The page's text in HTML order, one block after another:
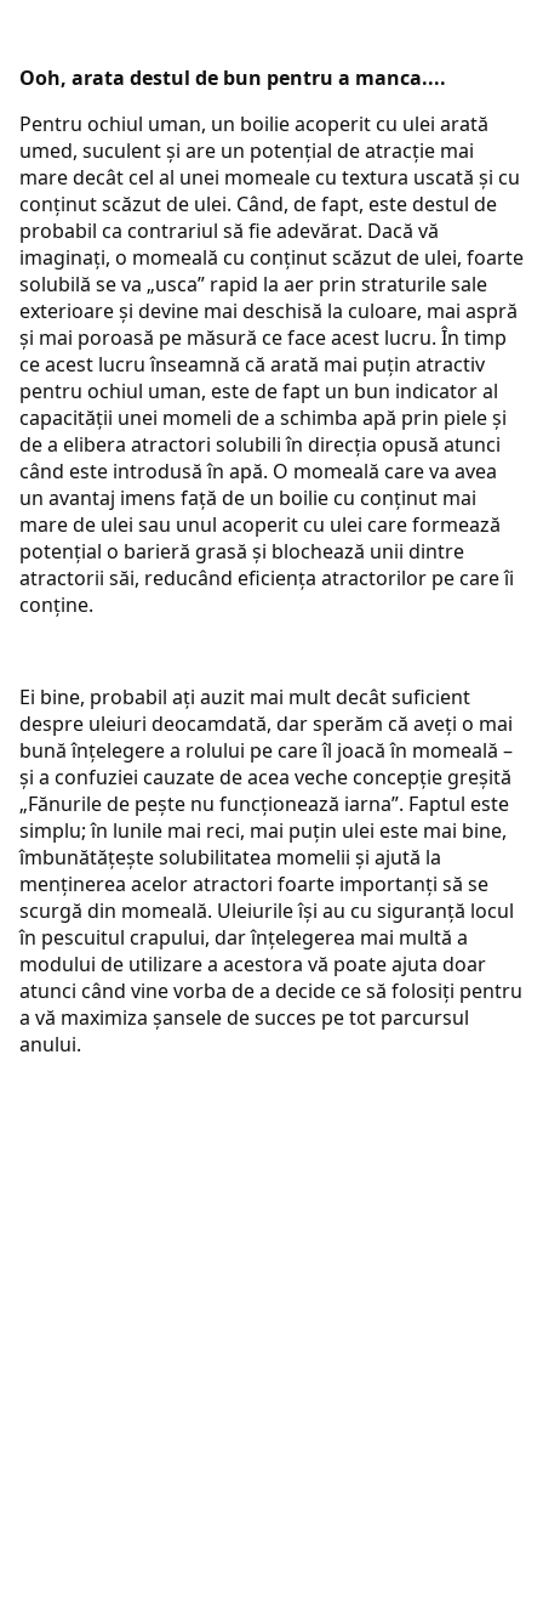
Ooh, arata destul de bun pentru a manca....
Pentru ochiul uman, un boilie acoperit cu ulei arată
umed, suculent și are un potențial de atracție mai
mare decât cel al unei momeale cu textura uscată și cu
conținut scăzut de ulei. Când, de fapt, este destul de
probabil ca contrariul să fie adevărat. Dacă vă
imaginați, o momeală cu conținut scăzut de ulei, foarte
solubilă se va „usca” rapid la aer prin straturile sale
exterioare și devine mai deschisă la culoare, mai aspră
și mai poroasă pe măsură ce face acest lucru. În timp
ce acest lucru înseamnă că arată mai puțin atractiv
pentru ochiul uman, este de fapt un bun indicator al
capacității unei momeli de a schimba apă prin piele și
de a elibera atractori solubili în direcția opusă atunci
când este introdusă în apă. O momeală care va avea
un avantaj imens față de un boilie cu conținut mai
mare de ulei sau unul acoperit cu ulei care formează
potențial o barieră grasă și blochează unii dintre
atractorii săi, reducând eficiența atractorilor pe care îi
conține.
Ei bine, probabil ați auzit mai mult decât suficient
despre uleiuri deocamdată, dar sperăm că aveți o mai
bună înțelegere a rolului pe care îl joacă în momeală –
și a confuziei cauzate de acea veche concepție greșită
„Fănurile de pește nu funcționează iarna”. Faptul este
simplu; în lunile mai reci, mai puțin ulei este mai bine,
îmbunătățește solubilitatea momelii și ajută la
menținerea acelor atractori foarte importanți să se
scurgă din momeală. Uleiurile își au cu siguranță locul
în pescuitul crapului, dar înțelegerea mai multă a
modului de utilizare a acestora vă poate ajuta doar
atunci când vine vorba de a decide ce să folosiți pentru
a vă maximiza șansele de succes pe tot parcursul
anului.